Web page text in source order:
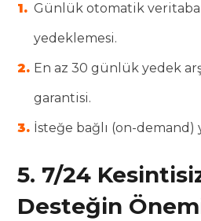
Günlük otomatik
yedeklemesi.
En az 30 günlük yedek
garantisi.
İsteğe bağlı (on-demand)
5. 7/24
Desteğin